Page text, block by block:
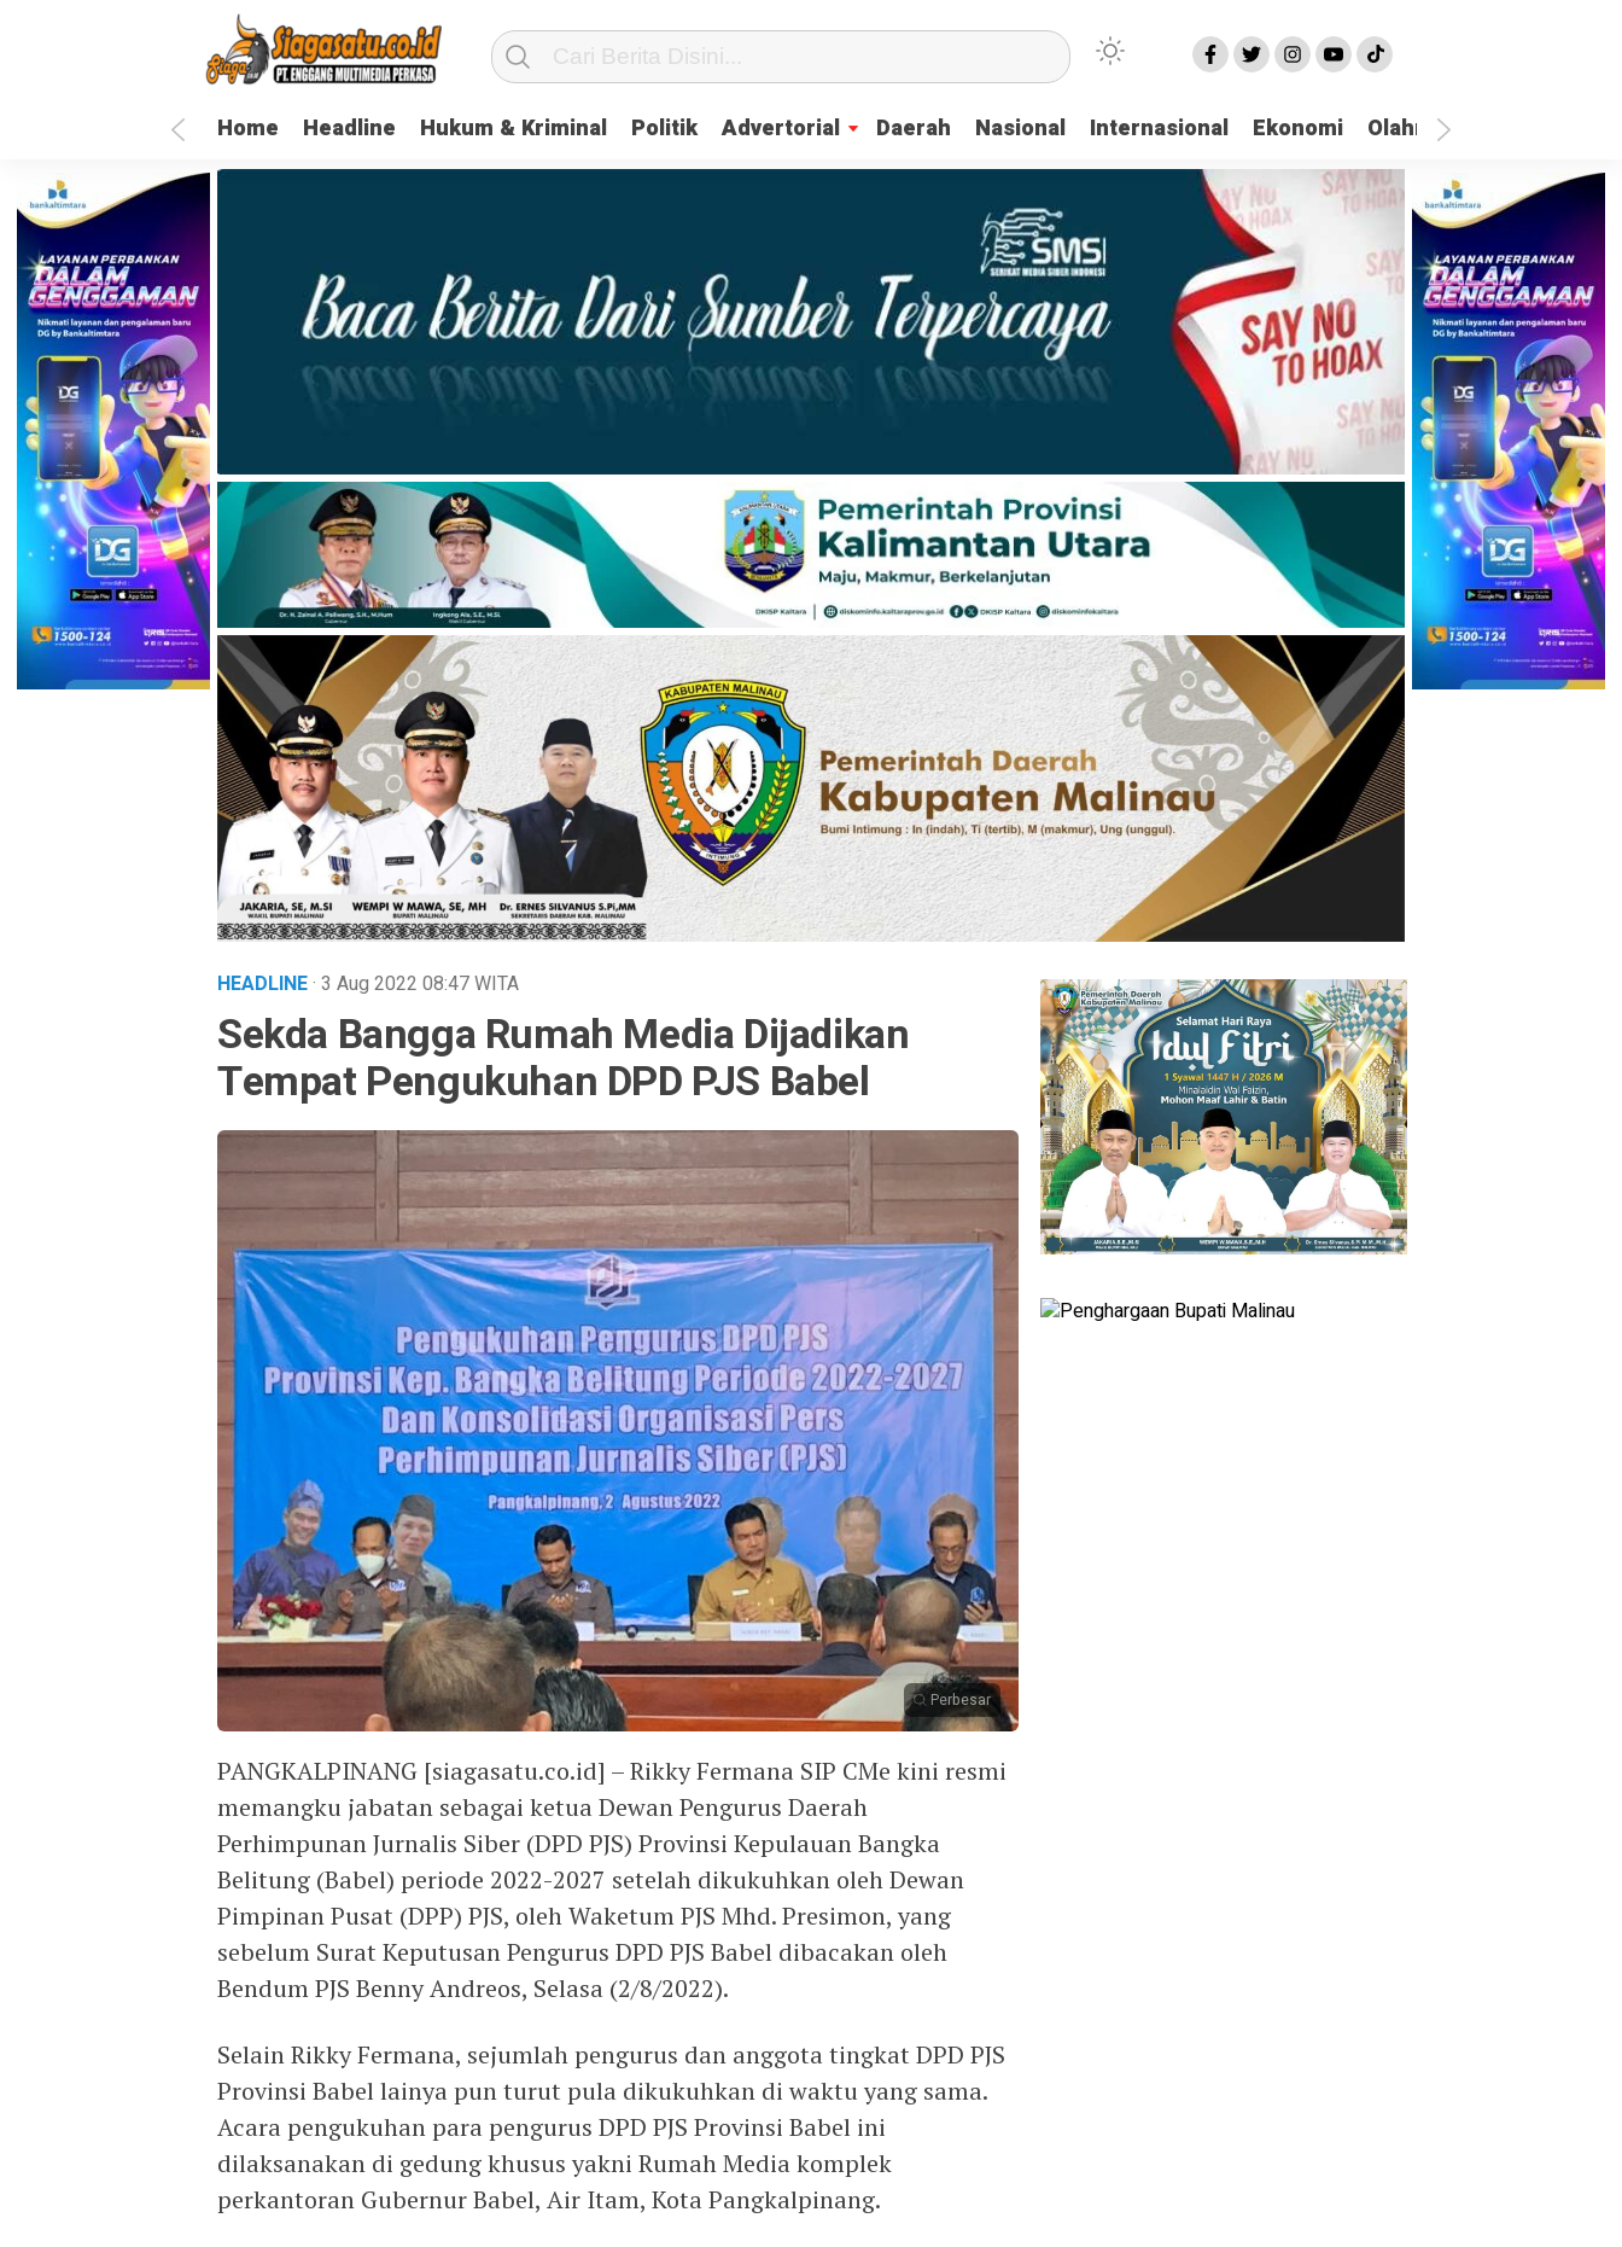
Home Headline Hukum & Kriminal Politik Advertorial Daerah Nasional Internasional Ekonomi Olahraga
HEADLINE· 3 Aug 2022 08:47WITA
Sekda Bangga Rumah Media Dijadikan
Tempat Pengukuhan DPD PJS Babel
Perbesar
PANGKALPINANG [siagasatu.co.id] – Rikky Fermana SIP CMe kini resmi
memangku jabatan sebagai ketua Dewan Pengurus Daerah
Perhimpunan Jurnalis Siber (DPD PJS) Provinsi Kepulauan Bangka
Belitung (Babel) periode 2022-2027 setelah dikukuhkan oleh Dewan
Pimpinan Pusat (DPP) PJS, oleh Waketum PJS Mhd. Presimon, yang
sebelum Surat Keputusan Pengurus DPD PJS Babel dibacakan oleh
Bendum PJS Benny Andreos, Selasa (2/8/2022).
Selain Rikky Fermana, sejumlah pengurus dan anggota tingkat DPD PJS
Provinsi Babel lainya pun turut pula dikukuhkan di waktu yang sama.
Acara pengukuhan para pengurus DPD PJS Provinsi Babel ini
dilaksanakan di gedung khusus yakni Rumah Media komplek
perkantoran Gubernur Babel, Air Itam, Kota Pangkalpinang.